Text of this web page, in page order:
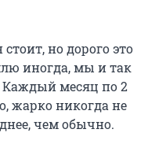
стоит, но дорого это
иногда, мы и так
Каждый месяц по 2
жарко никогда не
чем обычно.